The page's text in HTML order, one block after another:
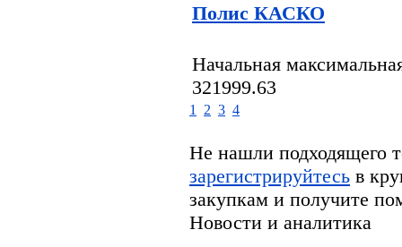
Полис КАСКО
Начальная
321999.63
1 2 3 4
Не нашли подходящего
зарегистрируйтесь в
закупкам и получите
Новости и аналитика